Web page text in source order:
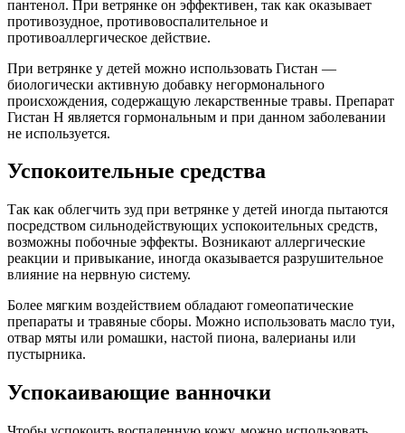
пантенол. При ветрянке он эффективен, так как оказывает
противозудное, противовоспалительное и
противоаллергическое действие.
При ветрянке у детей можно использовать Гистан —
биологически активную добавку негормонального
происхождения, содержащую лекарственные травы. Препарат
Гистан Н является гормональным и при данном заболевании
не используется.
Успокоительные средства
Так как облегчить зуд при ветрянке у детей иногда пытаются
посредством сильнодействующих успокоительных средств,
возможны побочные эффекты. Возникают аллергические
реакции и привыкание, иногда оказывается разрушительное
влияние на нервную систему.
Более мягким воздействием обладают гомеопатические
препараты и травяные сборы. Можно использовать масло туи,
отвар мяты или ромашки, настой пиона, валерианы или
пустырника.
Успокаивающие ванночки